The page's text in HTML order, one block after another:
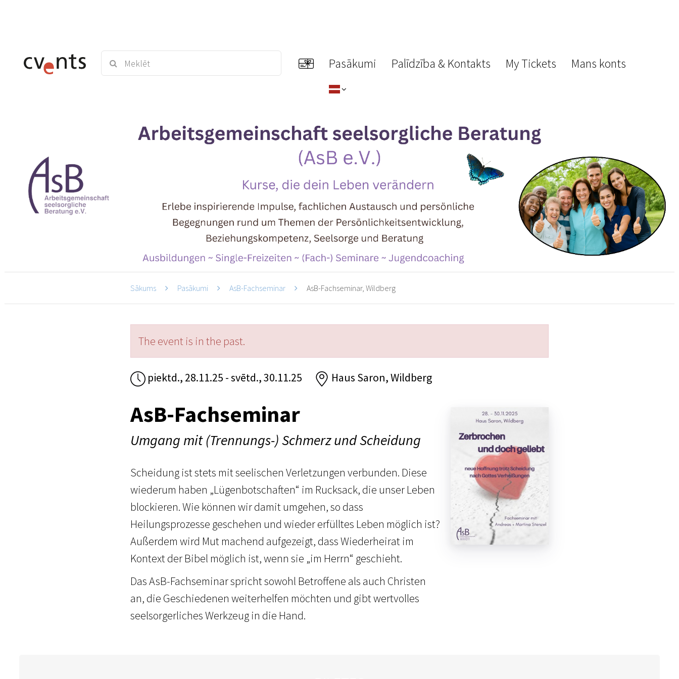
Pasākumi Palīdzība & Kontakts My Tickets Mans konts
Sākums Pasākumi AsB-Fachseminar AsB-Fachseminar, Wildberg
The event is in the past.
piektd., 28.11.25 - svētd., 30.11.25 Haus Saron, Wildberg
AsB-Fachseminar
Umgang mit (Trennungs-) Schmerz und Scheidung
Scheidung ist stets mit seelischen Verletzungen verbunden. Diese
wiederum haben „Lügenbotschaften“ im Rucksack, die unser Leben
blockieren. Wie können wir damit umgehen, so dass
Heilungsprozesse geschehen und wieder erfülltes Leben möglich ist?
Außerdem wird Mut machend aufgezeigt, dass Wiederheirat im
Kontext der Bibel möglich ist, wenn sie „im Herrn“ geschieht.
Das AsB-Fachseminar spricht sowohl Betroffene als auch Christen
an, die Geschiedenen weiterhelfen möchten und gibt wertvolles
seelsorgerliches Werkzeug in die Hand.